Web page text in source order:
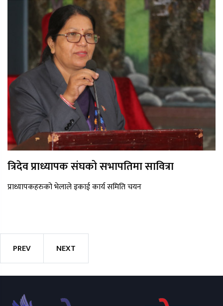
त्रिदेव प्राध्यापक संघको सभापतिमा सावित्रा
प्राध्यापकहरुको भेलाले इकाई कार्य समिति चयन
PREV NEXT